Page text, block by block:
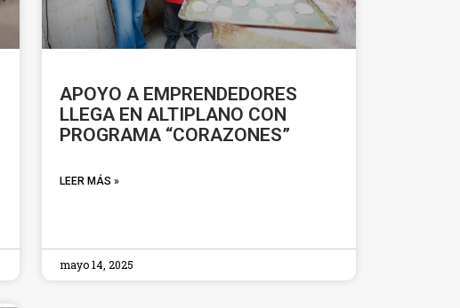
APOYO A EMPRENDEDORES
LLEGA EN ALTIPLANO CON
PROGRAMA “CORAZONES”
LEER MÁS »
mayo 14, 2025